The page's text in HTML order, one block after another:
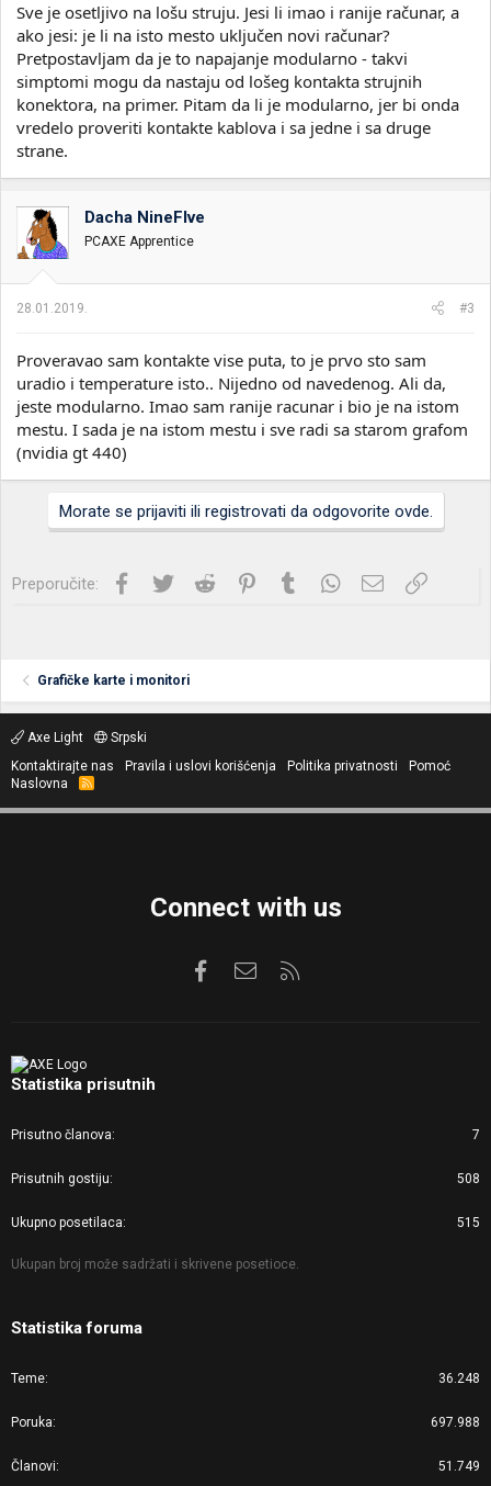
Sve je osetljivo na lošu struju. Jesi li imao i ranije računar, a
ako jesi: je li na isto mesto uključen novi računar?
Pretpostavljam da je to napajanje modularno - takvi
simptomi mogu da nastaju od lošeg kontakta strujnih
konektora, na primer. Pitam da li je modularno, jer bi onda
vredelo proveriti kontakte kablova i sa jedne i sa druge
strane.
Dacha NineFIve
PCAXE Apprentice
28.01.2019. #3
Proveravao sam kontakte vise puta, to je prvo sto sam
uradio i temperature isto.. Nijedno od navedenog. Ali da,
jeste modularno. Imao sam ranije racunar i bio je na istom
mestu. I sada je na istom mestu i sve radi sa starom grafom
(nvidia gt 440)
Morate se prijaviti ili registrovati da odgovorite ovde.
Preporučite: Facebook
Twitter Reddit PinterestTumblrWhatsApp
Imejl Link
Grafičke karte i monitori
Axe Light
Srpski
Kontaktirajte nas
Pravila i uslovi korišćenja Politika privatnosti
Pomoć
Naslovna
R
S
Connect with us
FacebookKontaktirajte nas
Statistika prisutnih
Prisutno članova 7
Prisutnih gostiju 508
Ukupno posetilaca 515
Ukupan broj može sadržati i skrivene posetioce.
Statistika foruma
Teme 36.248
Poruka 697.988
Članovi 51.749